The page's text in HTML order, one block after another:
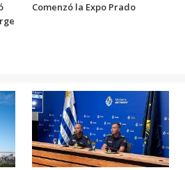
Comenzó la Expo Prado